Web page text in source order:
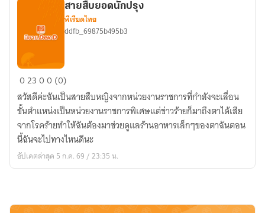
สาย
สืบ
ยอด
นัก
ปรุง
สายสืบยอดนักปรุง
พีเรียดไทย
ddfb_69875b495b3
02300 (0)
สวัสดีค่ะฉันเป็นสายสืบหญิงจากหน่วยงานราชการที่กำลังจะเลื่อน
ขั้นตำแหน่งเป็นหน่วยงานราชการพิเศษแต่ข่าวร้ายก็มาถึงตาได้เสีย
จากโรคร้ายทำให้ฉันต้องมาช่วยดูแลร้านอาหารเล็กๆของตาฉันตอน
นี้ฉันจะไปทางไหนดีนะ
อัปเดตล่าสุด 5 ก.ค. 69 / 23:35 น.